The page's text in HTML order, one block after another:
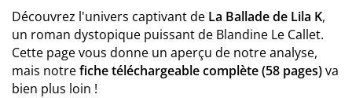
Découvrez l'univers captivant de La Ballade de Lila K,
un roman dystopique puissant de Blandine Le Callet.
Cette page vous donne un aperçu de notre analyse,
mais notrefiche téléchargeable complète (58 pages)va
bien plus loin !